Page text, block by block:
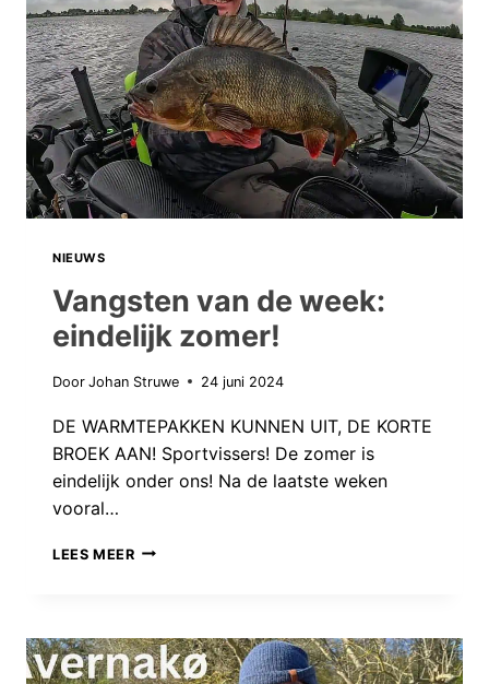
NIEUWS
Vangsten van de week:
eindelijk zomer!
Door Johan Struwe 24 juni 2024
DE WARMTEPAKKEN KUNNEN UIT, DE KORTE
BROEK AAN! Sportvissers! De zomer is
eindelijk onder ons! Na de laatste weken
vooral…
LEES MEERVANGSTEN
EINDELIJK